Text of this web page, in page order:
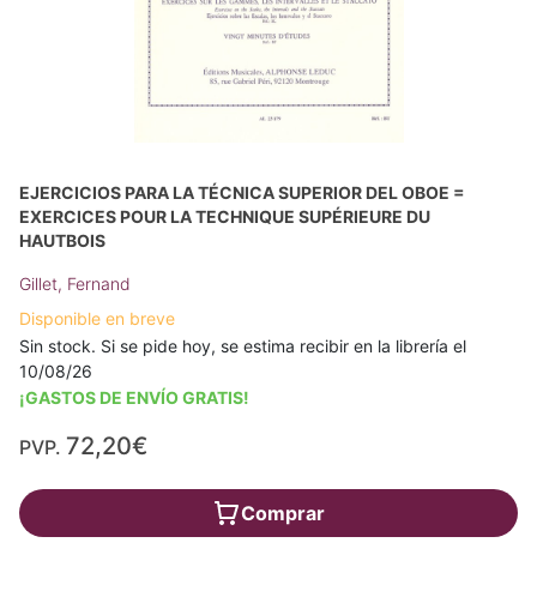
EJERCICIOS PARA LA TÉCNICA SUPERIOR DEL OBOE =
EXERCICES POUR LA TECHNIQUE SUPÉRIEURE DU
HAUTBOIS
Gillet, Fernand
Disponible en breve
Sin stock. Si se pide hoy, se estima recibir en la librería el
10/08/26
¡GASTOS DE ENVÍO GRATIS!
PVP. 72,20€
Comprar